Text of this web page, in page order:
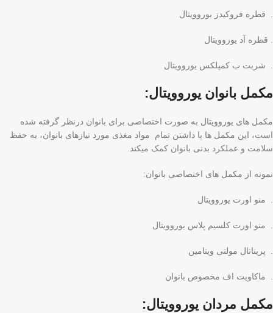
. قطره فروکیدز یوروویتال
. قطره آد یوروویتال
. شربت ب کمپلکس یوروویتال
مکمل بانوان یوروویتال:
مکمل های یوروویتال به صورت اختصاصی برای بانوان درنظر گرفته شده
است، این مکمل ها با داشتن تمام مواد مغذی مورد نیازهای بانوان، به حفظ
سلامت و عملکرد بدنی بانوان کمک میکند.
نمونه از مکمل های اختصاصی بانوان:
. منو اورت یوروویتال
. منو اورت کلسیم پلاس یوروویتال
. پریناتال مولتی ویتامین
. ماکاویت اف مخصوص بانوان
مکمل مردان یوروویتال: